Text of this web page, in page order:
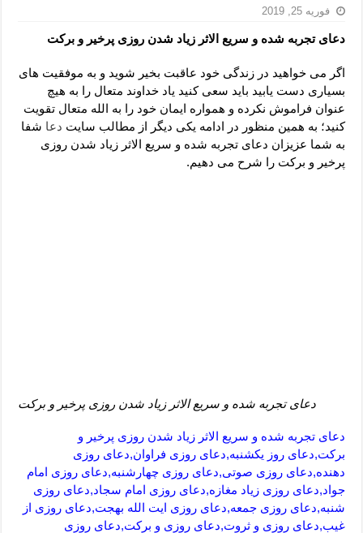
لا حول ولا قوة الا بالله برای چشم زخم – دعای چشم زخم ماشاالله
دعای قوی رفع ترس – دعای مجرب برای آرامش قلب و رفع اضطراب
دعا برای پولدار شدن در یک روز – دعای ثروت حضرت سلیمان
فوریه 25, 2019
دعای تجربه شده و سریع الاثر زیاد شدن روزی پرخیر و برکت
اگر می خواهید در زندگی خود عاقبت بخیر شوید و به موفقیت های
بسیاری دست یابید باید سعی کنید یاد خداوند متعال را به هیچ
عنوان فراموش نکرده و همواره ایمان خود را به الله متعال تقویت
کنید؛ به همین منظور در ادامه یکی دیگر از مطالب سایت دعا شفا
به شما عزیزان دعای تجربه شده و سریع الاثر زیاد شدن روزی
پرخیر و برکت را شرح می دهیم.
دعای تجربه شده و سریع الاثر زیاد شدن روزی پرخیر و برکت
دعای تجربه شده و سریع الاثر زیاد شدن روزی پرخیر و
برکت,دعای روز یکشنبه,دعای روزی فراوان,دعای روزی
دهنده,دعای روزی صوتی,دعای روزی چهارشنبه,دعای روزی امام
جواد,دعای روزی زیاد مغازه,دعای روزی امام سجاد,دعای روزی
شنبه,دعای روزی جمعه,دعای روزی ایت الله بهجت,دعای روزی از
غیب,دعای روزی و ثروت,دعای روزی و برکت,دعای روزی